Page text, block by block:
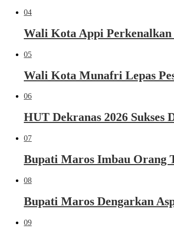
04
Wali Kota Appi
05
Wali Kota Munafri Lepas
06
HUT Dekranas 2026
07
Bupati Maros Imbau Orang
08
Bupati Maros Dengarkan
09